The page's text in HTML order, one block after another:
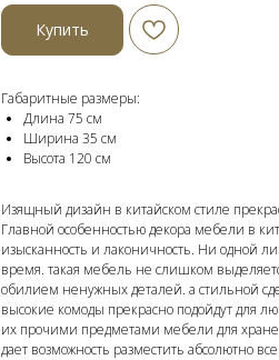
Купить
Габаритные размеры:
Длина 75 см
Ширина 35 см
Высота 120 cм
Изящный дизайн в китайском стиле
Главной особенностью декора мебели в
изысканность и лаконичность. Ни одной
время. такая мебель не слишком
обилием ненужных деталей. а стильной
высокие комоды прекрасно подойдут для
их прочими предметами мебели для
дает возможность разместить абсолютно